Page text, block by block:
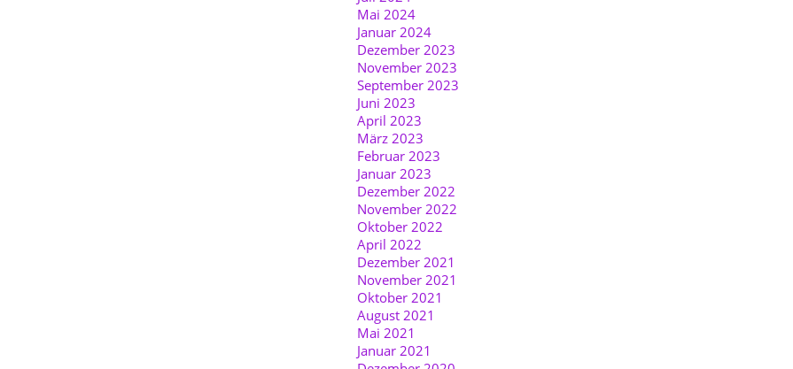
Mai 2024
Januar 2024
Dezember 2023
November 2023
September 2023
Juni 2023
April 2023
März 2023
Februar 2023
Januar 2023
Dezember 2022
November 2022
Oktober 2022
April 2022
Dezember 2021
November 2021
Oktober 2021
August 2021
Mai 2021
Januar 2021